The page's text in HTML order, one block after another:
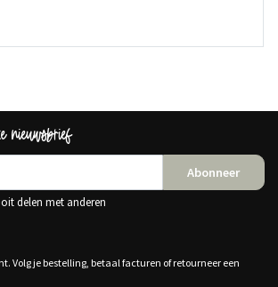
nieuwsbrief
Abonneer
delen met anderen
Volg je bestelling, betaal facturen of retourneer een